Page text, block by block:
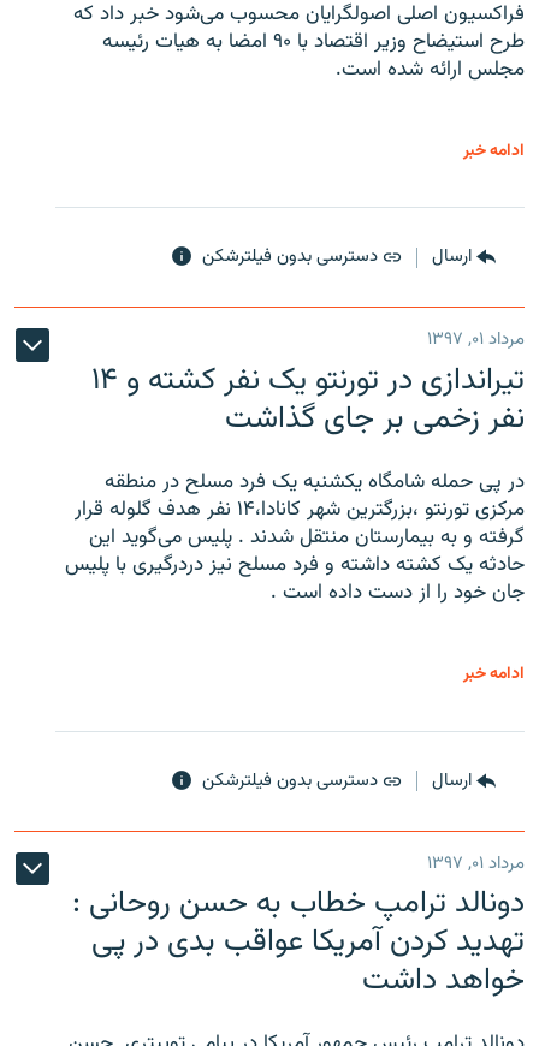
فراکسیون اصلی اصولگرایان محسوب می‌شود خبر داد که
طرح استیضاح وزیر اقتصاد با ۹۰ امضا به هیات رئیسه
مجلس ارائه شده است.
ادامه خبر
ارسال دسترسی بدون فیلترشکن
مرداد ۰۱, ۱۳۹۷
تیراندازی در تورنتو یک نفر کشته و ۱۴
نفر زخمی بر جای گذاشت
در پی حمله شامگاه یکشنبه یک فرد مسلح در منطقه
مرکزی تورنتو ،‌بزرگترین شهر کانادا،۱۴ نفر هدف گلوله قرار
گرفته و به بیمارستان منتقل شدند . پلیس می‌گوید این
حادثه یک کشته داشته و فرد مسلح نیز دردرگیری با پلیس
جان خود را از دست داده است .
ادامه خبر
ارسال دسترسی بدون فیلترشکن
مرداد ۰۱, ۱۳۹۷
دونالد ترامپ خطاب به حسن روحانی :
تهدید کردن آمریکا عواقب بدی در پی
خواهد داشت